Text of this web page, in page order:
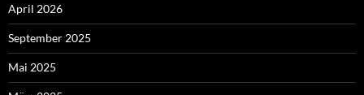
April 2026
September 2025
Mai 2025